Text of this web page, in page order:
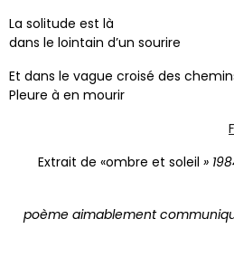
La solitude est là
dans le lointain d’un sourire
Et dans le vague croisé des
Pleure à en mourir
Extrait de «ombre et soleil »
poème aimablement